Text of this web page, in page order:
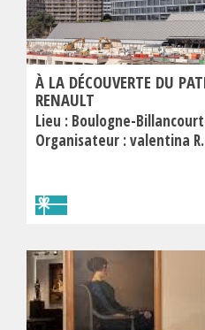
À LA DÉCOUVERTE DU
RENAULT
Lieu : Boulogne-
Organisateur :valentina R.